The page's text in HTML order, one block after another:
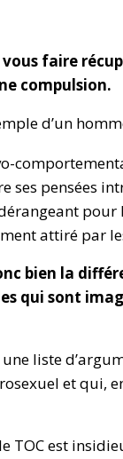
vous faire
compulsion.
d’un
ses pensées
attiré par
bien la
qui sont
liste
et qui,
TOC est